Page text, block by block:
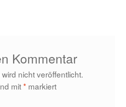
Kommentar
nicht veröffentlicht.
mit* markiert